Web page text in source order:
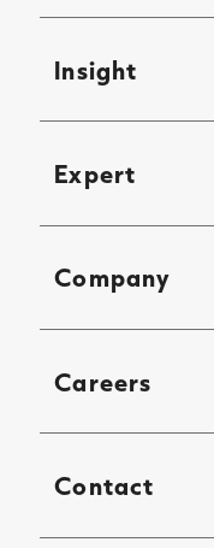
Insight
Expert
Company
Careers
Contact